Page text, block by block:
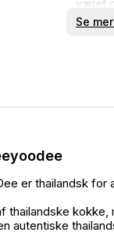
været
Se
er thailandsk
thailandske
autentiske